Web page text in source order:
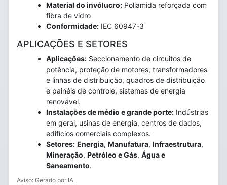
Material do invólucro: Poliamida reforçada com
fibra de vidro
Conformidade: IEC 60947-3
APLICAÇÕES E SETORES
Aplicações: Seccionamento de circuitos de
potência, proteção de motores, transformadores
e linhas de distribuição, quadros de distribuição
e painéis de controle, sistemas de energia
renovável.
Instalações de médio e grande porte: Indústrias
em geral, usinas de energia, centros de dados,
edifícios comerciais complexos.
Setores: Energia, Manufatura, Infraestrutura,
Mineração, Petróleo e Gás, Água e
Saneamento.
Aviso: Gerado por IA.